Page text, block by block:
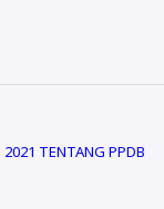
TENTANG PPDB